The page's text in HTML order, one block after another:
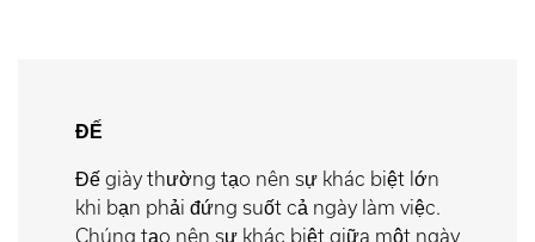
ĐẾ
Đế giày thường tạo nên sự khác biệt lớn
khi bạn phải đứng suốt cả ngày làm việc.
Chúng tạo nên sự khác biệt giữa một ngày